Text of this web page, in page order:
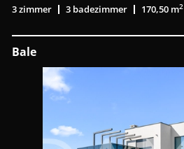
3 zimmer 3 badezimmer 170,50 m2
Bale